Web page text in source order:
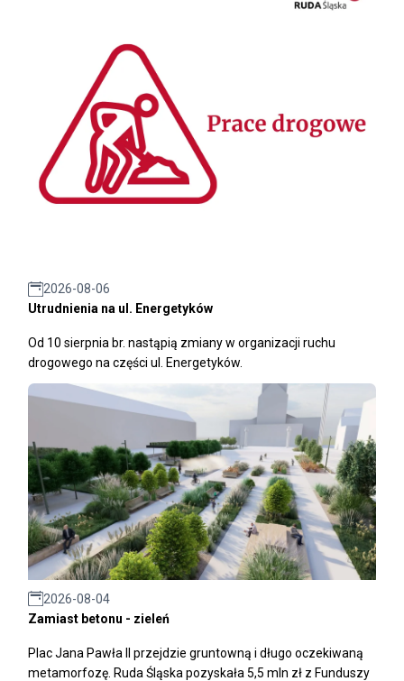
2026-08-06
Utrudnienia na ul. Energetyków
Od 10 sierpnia br. nastąpią zmiany w organizacji ruchu
drogowego na części ul. Energetyków.
2026-08-04
Zamiast betonu - zieleń
Plac Jana Pawła II przejdzie gruntowną i długo oczekiwaną
metamorfozę. Ruda Śląska pozyskała 5,5 mln zł z Funduszy